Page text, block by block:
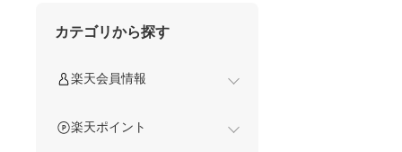
カテゴリから探す
楽天会員情報
楽天ポイント